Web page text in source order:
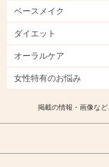
ベースメイク
ダイエット
オーラルケア
女性特有のお悩み
掲載の情報・画像な